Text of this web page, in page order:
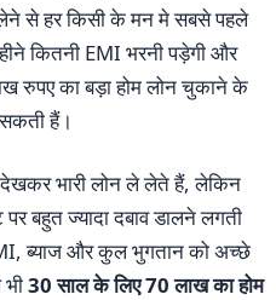
से हर किसी के मन मे सबसे पहले
कितनी EMI भरनी पड़ेगी और
रुपए का बड़ा होम लोन चुकाने के
सकती हैं।
देखकर भारी लोन ले लेते हैं, लेकिन
बहुत ज्यादा दबाव डालने लगती
ब्याज और कुल भुगतान को अच्छे
30 साल के लिए 70 लाख का होम